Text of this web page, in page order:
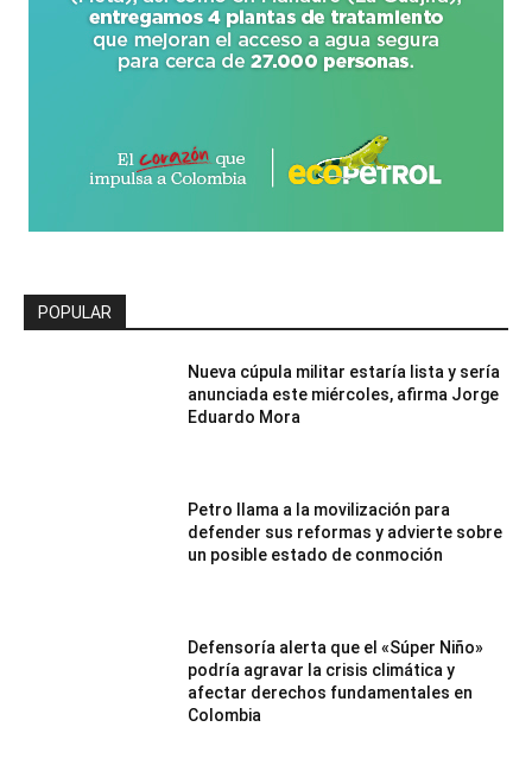
POPULAR
Nueva cúpula militar estaría lista y sería
anunciada este miércoles, afirma Jorge
Eduardo Mora
Petro llama a la movilización para
defender sus reformas y advierte sobre
un posible estado de conmoción
Defensoría alerta que el «Súper Niño»
podría agravar la crisis climática y
afectar derechos fundamentales en
Colombia